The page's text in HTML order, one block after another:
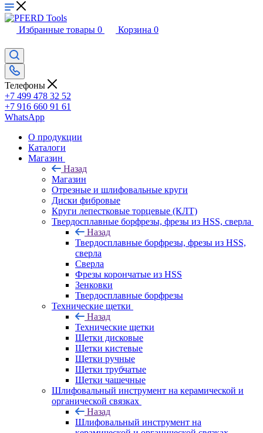
Избранные товары 0 Корзина 0
Телефоны
+7 499 478 32 52
+7 916 660 91 61
WhatsApp
О продукции
Каталоги
Магазин
Назад
Магазин
Отрезные и шлифовальные круги
Диски фибровые
Круги лепестковые торцевые (КЛТ)
Твердосплавные борфрезы, фрезы из HSS, сверла
Назад
Твердосплавные борфрезы, фрезы из HSS,
сверла
Сверла
Фрезы корончатые из HSS
Зенковки
Твердосплавные борфрезы
Технические щетки
Назад
Технические щетки
Щетки дисковые
Щетки кистевые
Щетки ручные
Щетки трубчатые
Щетки чашечные
Шлифовальный инструмент на керамической и
органической связках
Назад
Шлифовальный инструмент на